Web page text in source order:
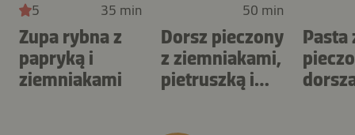
5 35 min
Zupa rybna z
papryką i
ziemniakami
50 min
Dorsz pieczony
z ziemniakami,
pietruszką i
Pasta